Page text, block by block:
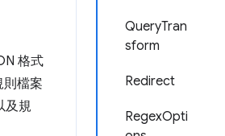
QueryTran
sform
Redirect
RegexOpti
格式
則檔案
及規